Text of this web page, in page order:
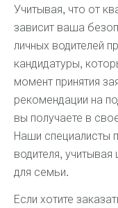
Учитывая, что от
зависит ваша
личных водителей
кандидатуры,
момент принятия
рекомендации на
вы получаете в
Наши специалисты
водителя,
для семьи.
Если хотите